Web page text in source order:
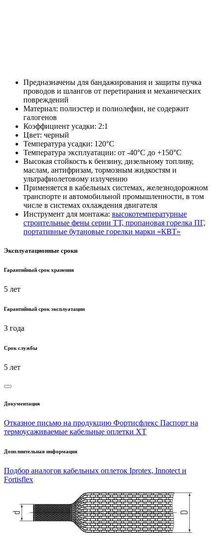
Предназначены для бандажирования и защиты пучка
проводов и шлангов от перетирания и механических
повреждений
Материал: полиэстер и полиолефин, не содержит
галогенов
Коэффициент усадки: 2:1
Цвет: черный
Температура усадки: 120°С
Температура эксплуатации: от -40°С до +150°С
Высокая стойкость к бензину, дизельному топливу,
маслам, антифризам, тормозным жидкостям и
ультрафиолетовому излучению
Применяется в кабельных системах, железнодорожном
транспорте и автомобильной промышленности, в том
числе в системах охлаждения двигателя
Инструмент для монтажа: высокотемпературные
строительные фены серии ТТ, пропановая горелка ПГ,
портативные бутановые горелки марки «КВТ»
Эксплуатационные сроки
Гарантийный срок хранения
5 лет
Гарантийный срок эксплуатации
3 года
Срок службы
5 лет
Документация
Отказное письмо на продукцию Фортисфлекс Паспорт на
термоусаживаемые кабельные оплетки XT
Дополнительная информация
Подбор аналогов кабельных оплеток Iprotex, Innotect и
Fortisflex